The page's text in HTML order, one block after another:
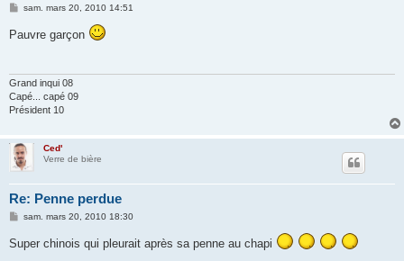
M
s
sam. mars 20, 2010 14:51
Pauvre garçon
Grand inqui 08
Capé... capé 09
Président 10
Ced'
Verre de bière
Re: Penne perdue
M
s
sam. mars 20, 2010 18:30
Super chinois qui pleurait après sa penne au chapi